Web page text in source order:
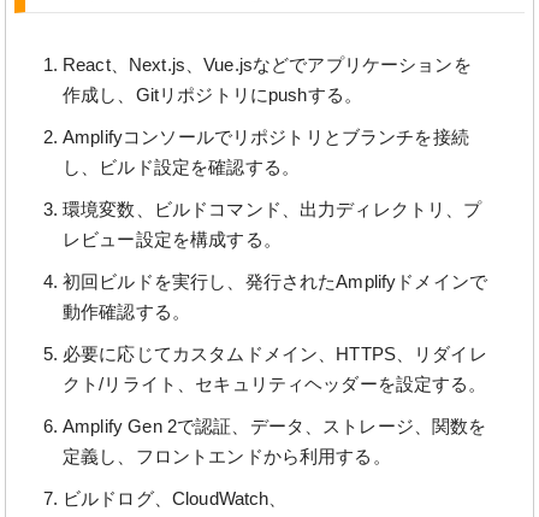
React、Next.js、Vue.jsなどでアプリケーションを
作成し、Gitリポジトリにpushする。
Amplifyコンソールでリポジトリとブランチを接続
し、ビルド設定を確認する。
環境変数、ビルドコマンド、出力ディレクトリ、プ
レビュー設定を構成する。
初回ビルドを実行し、発行されたAmplifyドメインで
動作確認する。
必要に応じてカスタムドメイン、HTTPS、リダイレ
クト/リライト、セキュリティヘッダーを設定する。
Amplify Gen 2で認証、データ、ストレージ、関数を
定義し、フロントエンドから利用する。
ビルドログ、CloudWatch、